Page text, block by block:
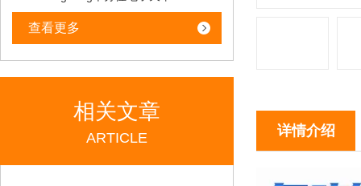
查看更多
相关文章
ARTICLE 详情介绍